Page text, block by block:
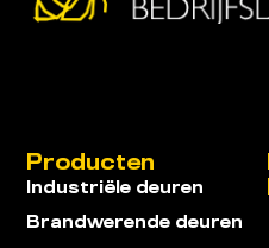
Producten
Industriële deuren
Brandwerende deuren